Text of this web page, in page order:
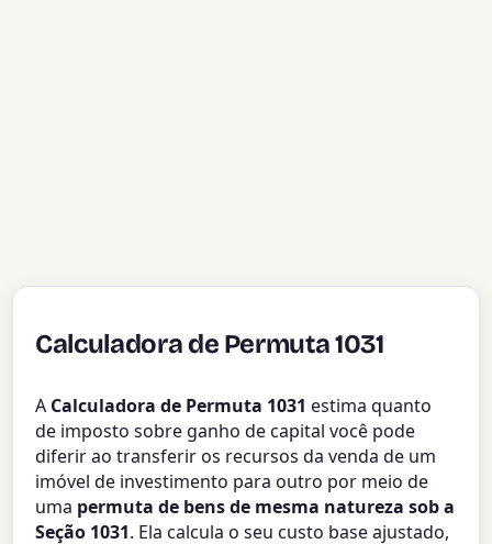
Calculadora de Permuta 1031
A Calculadora de Permuta 1031 estima quanto
de imposto sobre ganho de capital você pode
diferir ao transferir os recursos da venda de um
imóvel de investimento para outro por meio de
uma permuta de bens de mesma natureza sob a
Seção 1031. Ela calcula o seu custo base ajustado,